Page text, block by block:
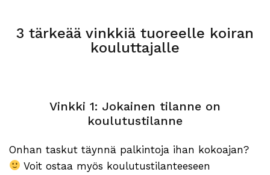
3 tärkeää vinkkiä tuoreelle koiran
kouluttajalle
Vinkki 1: Jokainen tilanne on
koulutustilanne
Onhan taskut täynnä palkintoja ihan kokoajan?
Voit ostaa myös koulutustilanteeseen